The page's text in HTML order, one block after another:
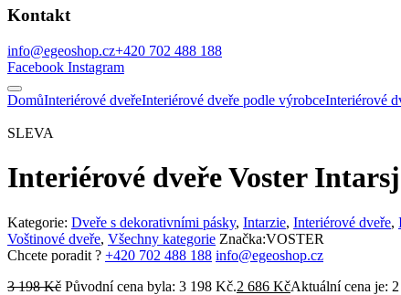
Kontakt
info@egeoshop.cz+420 702 488 188
Facebook Instagram
DomůInteriérové dveřeInteriérové dveře podle výrobceInteriérové
SLEVA
Interiérové dveře Voster
Kategorie: Dveře s dekorativními pásky, Intarzie, Interiérové dveře,
Voštinové dveře, Všechny kategorie Značka:VOSTER
Chcete poradit ? +420 702 488 188 info@egeoshop.cz
3 198Kč Původní cena byla: 3 198 Kč.2 686 KčAktuální cena je: